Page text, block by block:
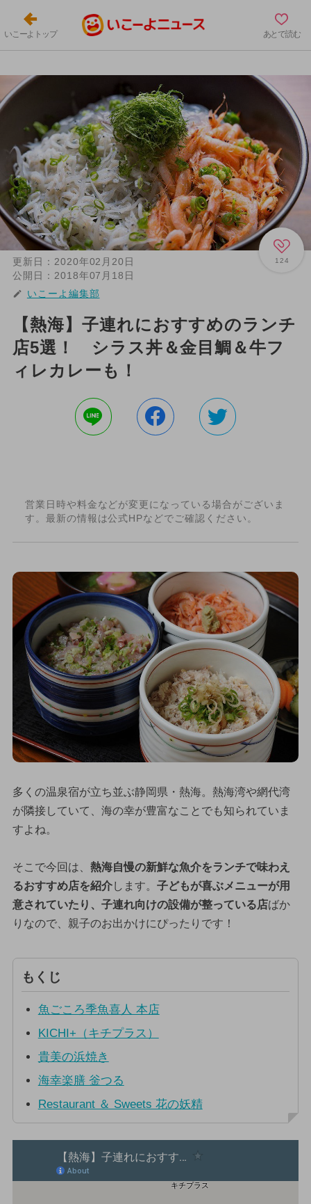
いこーよトップ あとで読む
124
更新日： 2020年02月20日
公開日： 2018年07月18日
いこーよ編集部
【熱海】子連れにおすすめのランチ
店5選！ シラス丼＆金目鯛＆牛フ
ィレカレーも！
営業日時や料金などが変更になっている場合がございま
す。最新の情報は公式HPなどでご確認ください。
多くの温泉宿が立ち並ぶ静岡県・熱海。熱海湾や網代湾
が隣接していて、海の幸が豊富なことでも知られていま
すよね。
そこで今回は、 熱海自慢の新鮮な魚介をランチで味わえ
るおすすめ店を紹介します。 子どもが喜ぶメニューが用
意されていたり、子連れ向けの設備が整っている店ばか
りなので、親子のお出かけにぴったりです！
もくじ
魚ごころ季魚喜人 本店
KICHI+（キチプラス）
貴美の浜焼き
海幸楽膳 釡つる
Restaurant ＆ Sweets 花の妖精